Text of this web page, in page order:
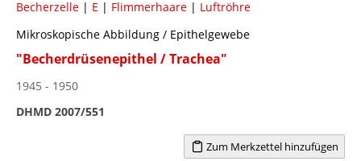
Becherzelle | E | Flimmerhaare | Luftröhre
Mikroskopische Abbildung / Epithelgewebe
"Becherdrüsenepithel / Trachea"
1945 - 1950
DHMD 2007/551
Zum Merkzettel hinzufügen